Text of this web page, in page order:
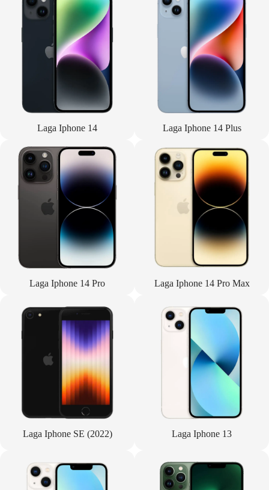
Laga Iphone 14 Laga Iphone 14 Plus
Laga Iphone 14 Pro Laga Iphone 14 Pro Max
Laga Iphone SE (2022) Laga Iphone 13